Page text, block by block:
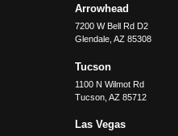
Arrowhead
7200 W Bell Rd D2
Glendale, AZ 85308
Tucson
1100 N Wilmot Rd
Tucson, AZ 85712
Las Vegas